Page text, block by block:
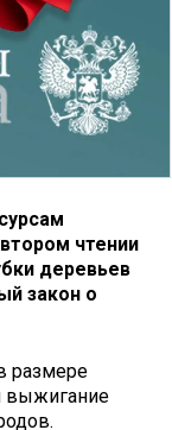
чтении
деревьев
закон о
размере
выжигание